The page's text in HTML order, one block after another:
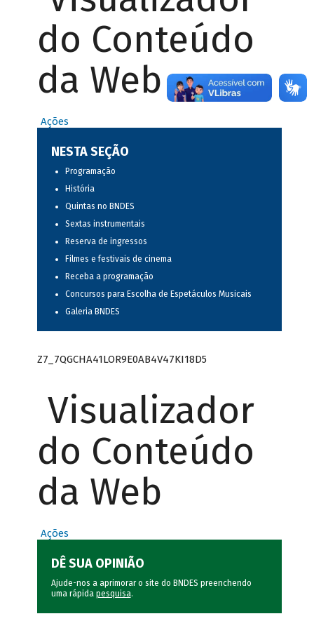
do Conteúdo
da Web
Ações
NESTA SEÇÃO
Programação
História
Quintas no BNDES
Sextas instrumentais
Reserva de ingressos
Filmes e festivais de cinema
Receba a programação
Concursos para Escolha de Espetáculos Musicais
Galeria BNDES
Z7_7QGCHA41LOR9E0AB4V47KI18D5
Visualizador
do Conteúdo
da Web
Ações
DÊ SUA OPINIÃO
Ajude-nos a aprimorar o site do BNDES preenchendo
uma rápida pesquisa.